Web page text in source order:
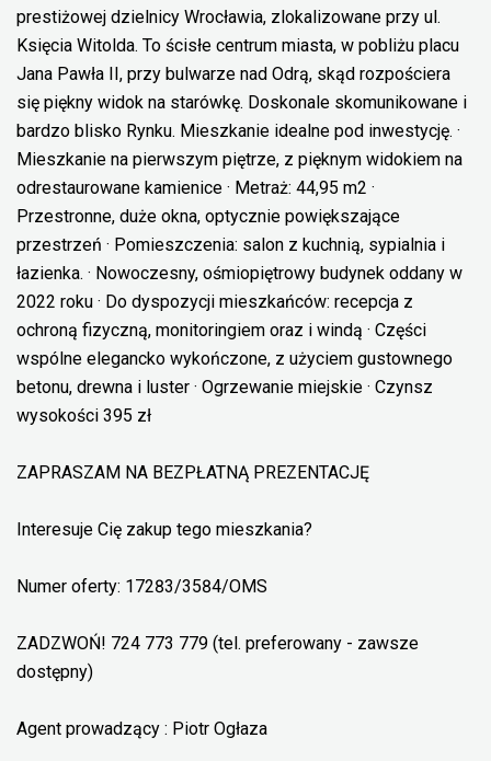
prestiżowej dzielnicy Wrocławia, zlokalizowane przy ul.
Księcia Witolda. To ścisłe centrum miasta, w pobliżu placu
Jana Pawła II, przy bulwarze nad Odrą, skąd rozpościera
się piękny widok na starówkę. Doskonale skomunikowane i
bardzo blisko Rynku. Mieszkanie idealne pod inwestycję. ·
Mieszkanie na pierwszym piętrze, z pięknym widokiem na
odrestaurowane kamienice · Metraż: 44,95 m2 ·
Przestronne, duże okna, optycznie powiększające
przestrzeń · Pomieszczenia: salon z kuchnią, sypialnia i
łazienka. · Nowoczesny, ośmiopiętrowy budynek oddany w
2022 roku · Do dyspozycji mieszkańców: recepcja z
ochroną fizyczną, monitoringiem oraz i windą · Części
wspólne elegancko wykończone, z użyciem gustownego
betonu, drewna i luster · Ogrzewanie miejskie · Czynsz
wysokości 395 zł
ZAPRASZAM NA BEZPŁATNĄ PREZENTACJĘ
Interesuje Cię zakup tego mieszkania?
Numer oferty: 17283/3584/OMS
ZADZWOŃ! 724 773 779 (tel. preferowany - zawsze
dostępny)
Agent prowadzący : Piotr Ogłaza